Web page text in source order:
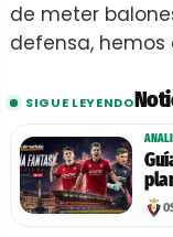
de meter
defensa,
SIGUE LEYENDO